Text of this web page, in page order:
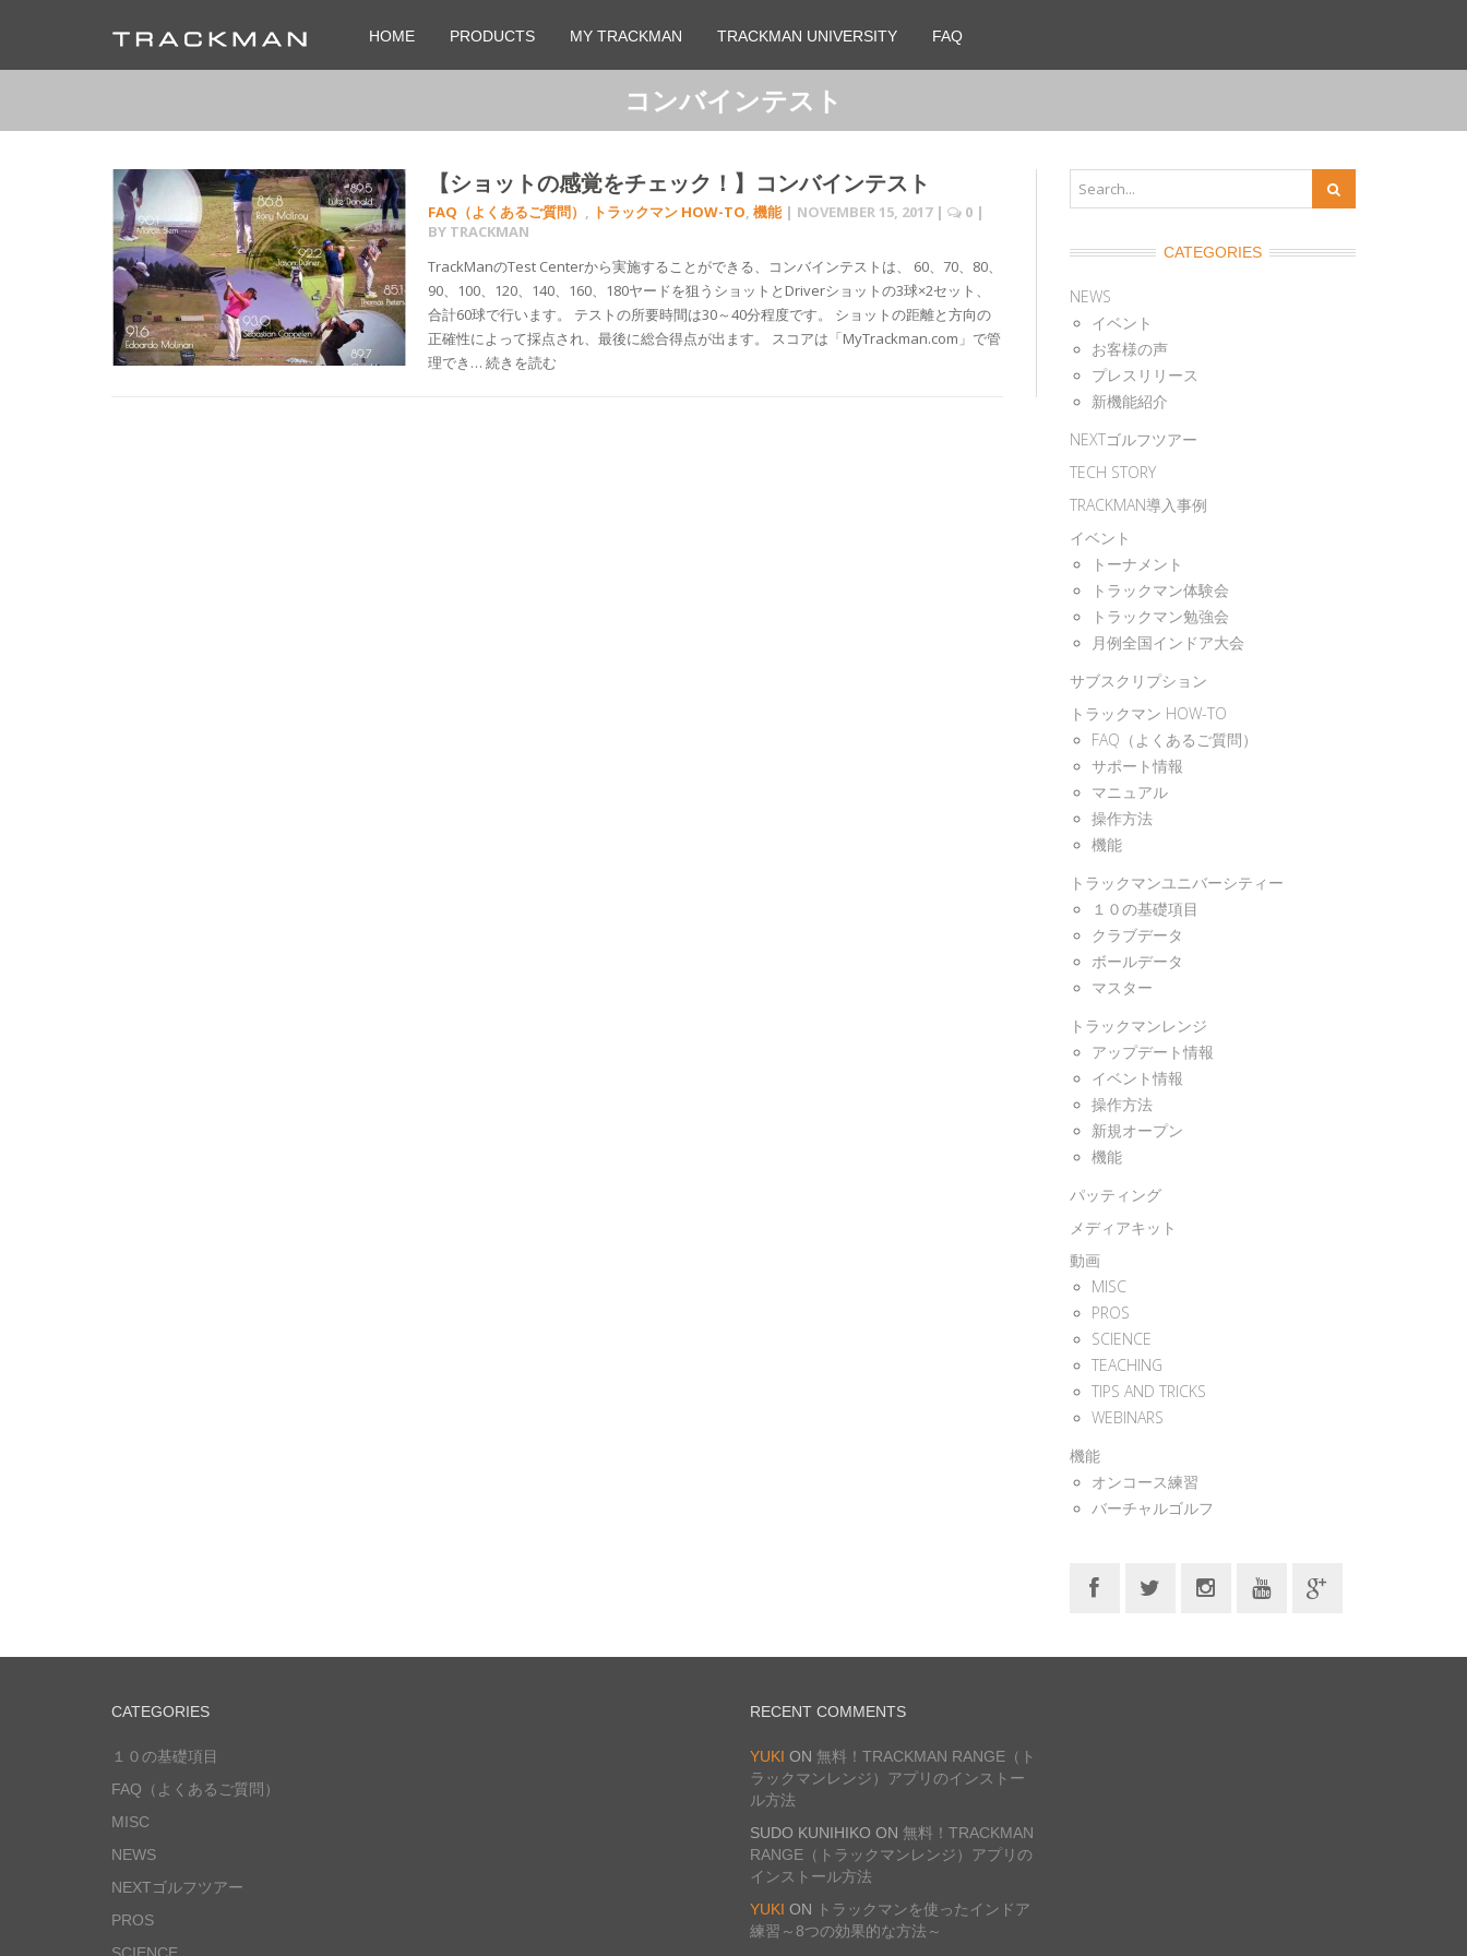
HOME PRODUCTS MY TRACKMAN TRACKMAN UNIVERSITY FAQ
コンバインテスト
【ショットの感覚をチェック！】コンバインテスト
FAQ（よくあるご質問） , トラックマン HOW-TO, 機能 | NOVEMBER 15, 2017 | 0 |
BY TRACKMAN
TrackManのTest Centerから実施することができる、コンバインテストは、 60、70、80、
90、100、120、140、160、180ヤードを狙うショットとDriverショットの3球×2セット、
合計60球で行います。 テストの所要時間は30～40分程度です。 ショットの距離と方向の
正確性によって採点され、最後に総合得点が出ます。 スコアは「MyTrackman.com」で管
理でき… 続きを読む
CATEGORIES
NEWS
イベント
お客様の声
プレスリリース
新機能紹介
NEXTゴルフツアー
TECH STORY
TRACKMAN導入事例
イベント
トーナメント
トラックマン体験会
トラックマン勉強会
月例全国インドア大会
サブスクリプション
トラックマン HOW-TO
FAQ（よくあるご質問）
サポート情報
マニュアル
操作方法
機能
トラックマンユニバーシティー
１０の基礎項目
クラブデータ
ボールデータ
マスター
トラックマンレンジ
アップデート情報
イベント情報
操作方法
新規オープン
機能
パッティング
メディアキット
動画
MISC
PROS
SCIENCE
TEACHING
TIPS AND TRICKS
WEBINARS
機能
オンコース練習
バーチャルゴルフ
CATEGORIES
１０の基礎項目
FAQ（よくあるご質問）
MISC
NEWS
NEXTゴルフツアー
PROS
RECENT COMMENTS
YUKI ON 無料！TRACKMAN RANGE（ト
ラックマンレンジ）アプリのインストー
ル方法
SUDO KUNIHIKO ON 無料！TRACKMAN
RANGE（トラックマンレンジ）アプリの
インストール方法
YUKI ON
トラックマンを使ったインドア
練習～8つの効果的な方法～